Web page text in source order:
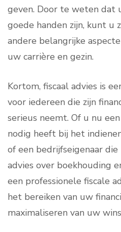
geven. Door te weten dat
goede handen zijn, kunt u
andere belangrijke
uw carrière en gezin.
Kortom, fiscaal advies is
voor iedereen die zijn
serieus neemt. Of u nu
nodig heeft bij het
of een bedrijfseigenaar
advies over boekhouding
een professionele fiscale
het bereiken van uw
maximaliseren van uw